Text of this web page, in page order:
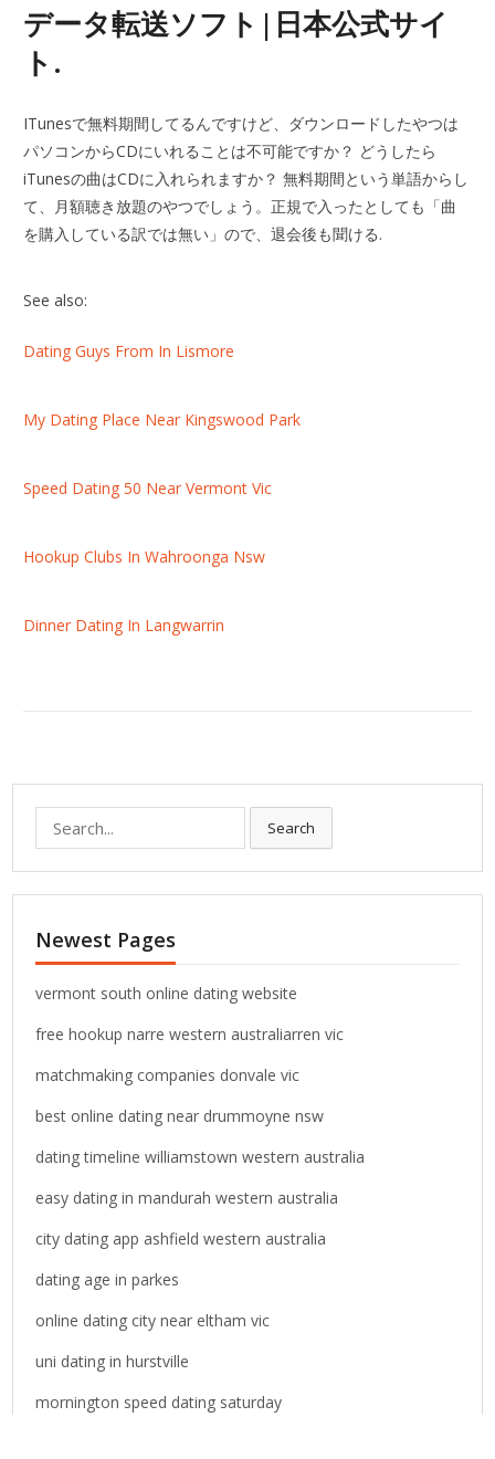
データ転送ソフト|日本公式サイ
ト.
ITunesで無料期間してるんですけど、ダウンロードしたやつは
パソコンからCDにいれることは不可能ですか？ どうしたら
iTunesの曲はCDに入れられますか？ 無料期間という単語からし
て、月額聴き放題のやつでしょう。正規で入ったとしても「曲
を購入している訳では無い」ので、退会後も聞ける.
See also:
Dating Guys From In Lismore
My Dating Place Near Kingswood Park
Speed Dating 50 Near Vermont Vic
Hookup Clubs In Wahroonga Nsw
Dinner Dating In Langwarrin
e
a
r
h
f
o
:
Search
Newest Pages
vermont south online dating website
free hookup narre western australiarren vic
matchmaking companies donvale vic
best online dating near drummoyne nsw
dating timeline williamstown western australia
easy dating in mandurah western australia
city dating app ashfield western australia
dating age in parkes
online dating city near eltham vic
uni dating in hurstville
mornington speed dating saturday